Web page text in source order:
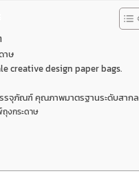
าษ
creative design paper bags.
รจุภัณฑ์ คุณภาพมาตรฐานระดับสากล
งกระดาษ